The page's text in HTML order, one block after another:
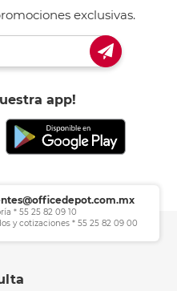
exclusivas.
app!
* 55 25 82 09 10
y cotizaciones * 55 25 82 09 00